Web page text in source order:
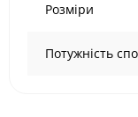
Розміри
Потужність